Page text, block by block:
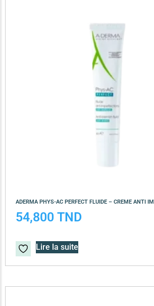
ADERMA PHYS-AC PERFECT FLUIDE – CREME ANTI
54,800 TND
Lire la suite